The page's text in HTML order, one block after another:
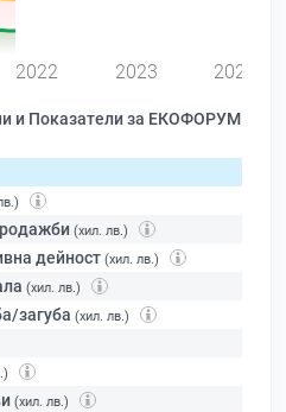
2022 2023 2024
и Показатели за ЕКОФОРУМ
(хил. лв.)
дейност (хил. лв.)
(хил. лв.)
загуба (хил. лв.)
(хил. лв.)